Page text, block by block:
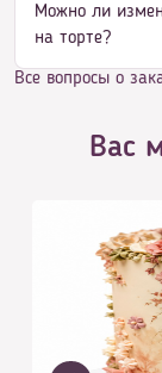
Можно ли
на торте?
Все вопросы о
Вас